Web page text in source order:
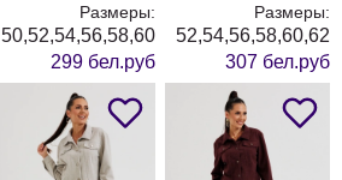
Размеры:
50,52,54,56,58,60
299 бел.руб
Размеры:
52,54,56,58,60,62
307 бел.руб